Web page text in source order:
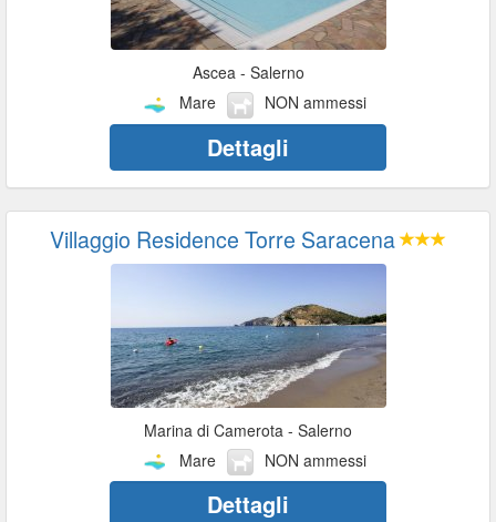
Ascea - Salerno
Mare
NON ammessi
Dettagli
Villaggio Residence Torre Saracena
Marina di Camerota - Salerno
Mare
NON ammessi
Dettagli